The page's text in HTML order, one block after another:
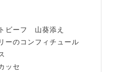
ビーフ 山葵添え
のコンフィチュール
ッセ